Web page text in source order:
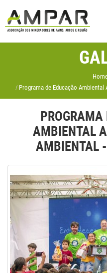
Programa de Educação Ambiental
PROGRAMA
AMBIENTAL
AMBIENTAL